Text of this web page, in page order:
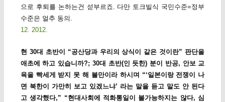
으로 후퇴를 논하는건 섣부르죠. 다만 토크빌식 국민수준=정부
수준은 얼추 동의.
12. 2012.
현 30대 초반이 “공산당과 우리의 상식이 같은 것이란” 판단을
애초에 하고 있습니까?; 30대 초반(인 듯한) 분이 반공, 안보 교
육을 빡세게 받지 못 해 불만이라 하시며 “‘일본이랑 전쟁이 나
면 북한이 가만히 보고 있겠느냐’ 라는 말을 듣고 말도 안 된다
고 생각했다,” “현대사회에 적화통일이 불가능하지는 않다, 심